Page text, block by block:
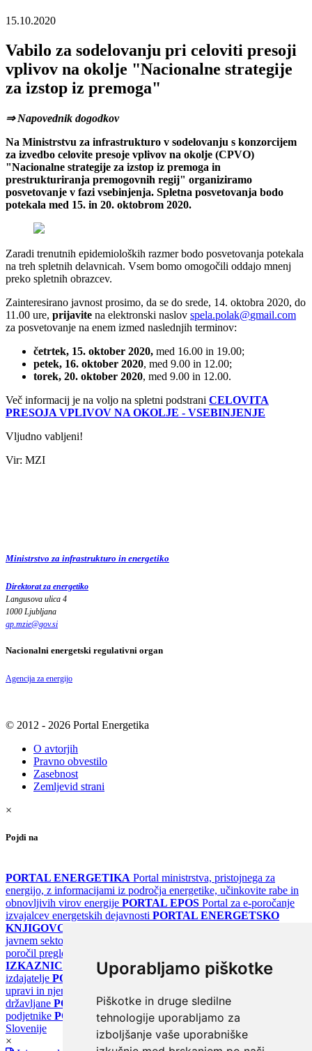
Uporabljamo piškotke
Piškotke in druge sledilne
tehnologije uporabljamo za
izboljšanje vaše uporabniške
15.10.2020
Vabilo za sodelovanju pri celoviti presoji
vplivov na okolje "Nacionalne strategije
za izstop iz premoga"
⇒ Napovednik dogodkov
Na Ministrstvu za infrastrukturo v sodelovanju s konzorcijem
za izvedbo celovite presoje vplivov na okolje (CPVO)
"Nacionalne strategije za izstop iz premoga in
prestrukturiranja premogovnih regij" organiziramo
posvetovanje v fazi vsebinjenja. Spletna posvetovanja bodo
potekala med 15. in 20. oktobrom 2020.
Zaradi trenutnih epidemioloških razmer bodo posvetovanja potekala
na treh spletnih delavnicah. Vsem bomo omogočili oddajo mnenj
preko spletnih obrazcev.
Zainteresirano javnost prosimo, da se do srede, 14. oktobra 2020, do
11.00 ure, prijavite na elektronski naslov spela.polak@gmail.com
za posvetovanje na enem izmed naslednjih terminov:
četrtek, 15. oktober 2020, med 16.00 in 19.00;
petek, 16. oktober 2020, med 9.00 in 12.00;
torek, 20. oktober 2020, med 9.00 in 12.00.
Več informacij je na voljo na spletni podstrani CELOVITA
PRESOJA VPLIVOV NA OKOLJE - VSEBINJENJE
Vljudno vabljeni!
Vir: MZI
Ministrstvo za infrastrukturo in energetiko
Direktorat za energetiko
Langusova ulica 4
1000 Ljubljana
gp.mzie@gov.si
Nacionalni energetski regulativni organ
Agencija za energijo
© 2012 - 2026 Portal Energetika
O avtorjih
Pravno obvestilo
Zasebnost
Zemljevid strani
×
Pojdi na
PORTAL ENERGETIKA Portal ministrstva, pristojnega za
energijo, z informacijami iz področja energetike, učinkovite rabe in
obnovljivih virov energije PORTAL EPOS Portal za e-poročanje
izvajalcev energetskih dejavnosti PORTAL ENERGETSKO
KNJIGOVODSTVO
javnem sektorju
poročil pregledov klimatskih sistemov
IZKAZNICE
Register energetskih izkaznic - za izdelovalce in
izdajatelje PORTAL GOV.SI Osrednje spletno mesto o državni
upravi in njenih storitvah
državljane PORTAL SPOT Državni portal za podjetja in
podjetnike PORTAL OPSI Državni portal odprtih podatkov
Slovenije
×